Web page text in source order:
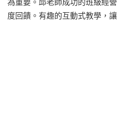
為重要。邱老師成功的班級經
度回饋。有趣的互動式教學，